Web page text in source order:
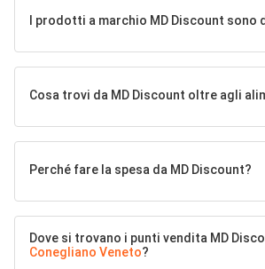
I prodotti a marchio MD Discount sono
Cosa trovi da MD Discount oltre agli
Perché fare la spesa da MD Discount?
Dove si trovano i punti vendita MD
Conegliano Veneto?